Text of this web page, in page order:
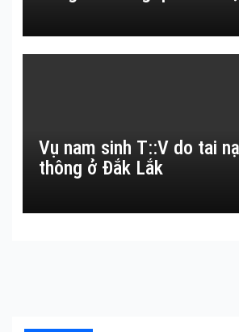
Vụ nam sinh T::V do tai
thông ở Đắk Lắk